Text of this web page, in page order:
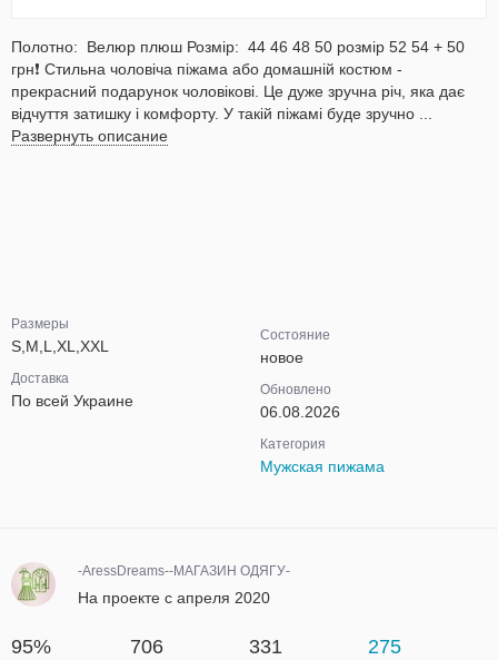
Полотно: Велюр плюш Розмір: 44 46 48 50 розмір 52 54 + 50
грн❗ Стильна чоловіча піжама або домашній костюм -
прекрасний подарунок чоловікові. Це дуже зручна річ, яка дає
відчуття затишку і комфорту. У такій піжамі буде зручно ...
Развернуть описание
Размеры
S,M,L,XL,XXL
Доставка
По всей Украине
Состояние
новое
Обновлено
06.08.2026
Категория
Мужская пижама
-AressDreams--МАГАЗИН ОДЯГУ-
На проекте с апреля 2020
95% 706 331 275